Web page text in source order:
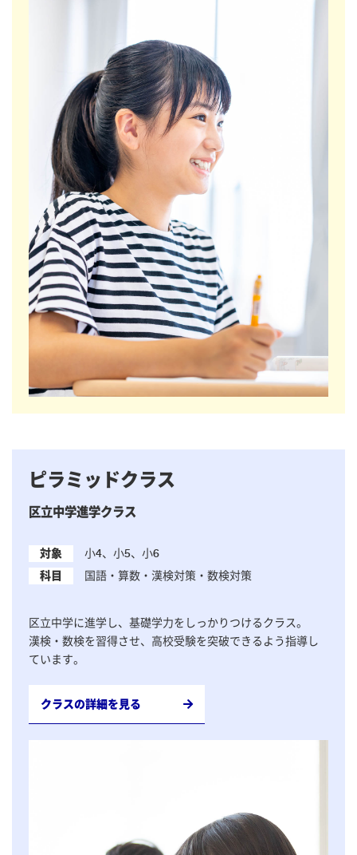
ピラミッドクラス
区立中学進学クラス
対象
小4、小5、小6
科目
国語・算数・漢検対策・数検対策
区立中学に進学し、基礎学力をしっかりつけるクラス。
漢検・数検を習得させ、高校受験を突破できるよう指導し
ています。
クラスの詳細を見る